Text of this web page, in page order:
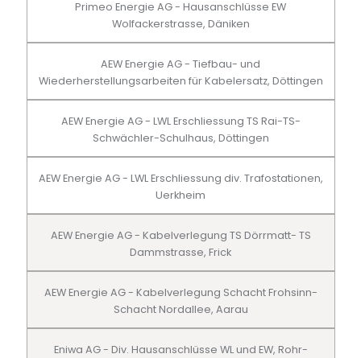
Primeo Energie AG - Hausanschlüsse EW
Wolfackerstrasse, Däniken
AEW Energie AG - Tiefbau- und
Wiederherstellungsarbeiten für Kabelersatz, Döttingen
AEW Energie AG - LWL Erschliessung TS Rai-TS-
Schwächler-Schulhaus, Döttingen
AEW Energie AG - LWL Erschliessung div. Trafostationen,
Uerkheim
AEW Energie AG - Kabelverlegung TS Dörrmatt- TS
Dammstrasse, Frick
AEW Energie AG - Kabelverlegung Schacht Frohsinn-
Schacht Nordallee, Aarau
Eniwa AG - Div. Hausanschlüsse WL und EW, Rohr-